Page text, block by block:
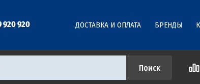
920 920 ДОСТАВКА И ОПЛАТА БРЕНДЫ